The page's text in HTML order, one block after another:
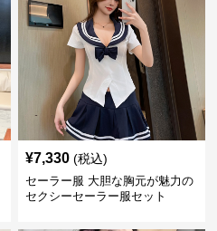
¥7,330 (税込)
セーラー服 大胆な胸元が魅力の
セクシーセーラー服セット